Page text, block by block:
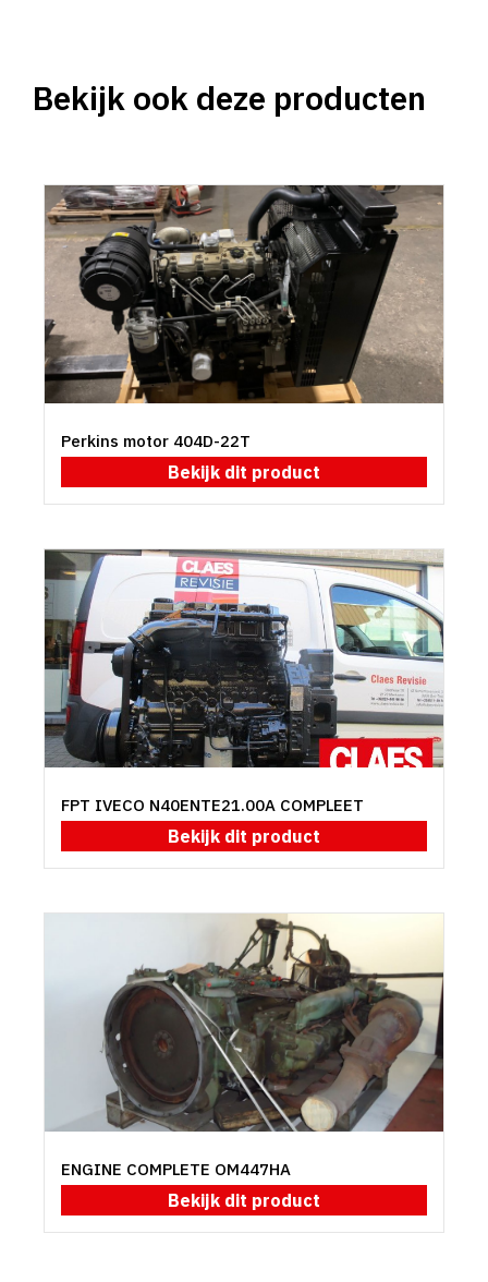
Bekijk ook deze producten
Perkins motor 404D-22T
Bekijk dit product
FPT IVECO N40ENTE21.00A COMPLEET
Bekijk dit product
ENGINE COMPLETE OM447HA
Bekijk dit product